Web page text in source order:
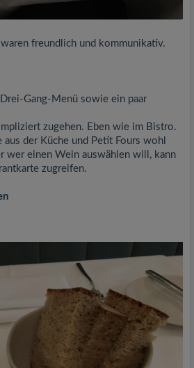
freundlich und kommunikativ.
Gang-Menü sowie ein paar
zugehen. Eben wie im Bistro.
aus der Küche und Petit Fours wohl
wer einen Wein auswählen will, kann
zugreifen.